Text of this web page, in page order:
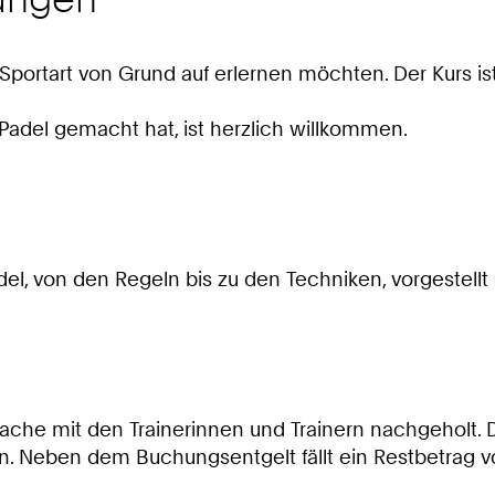
von Grund auf erlernen möchten. Der Kurs
gemacht hat, ist herzlich willkommen.
von den Regeln bis zu den Techniken, vorgestellt
mit den Trainerinnen und Trainern
Neben dem Buchungsentgelt fällt ein Restbetrag